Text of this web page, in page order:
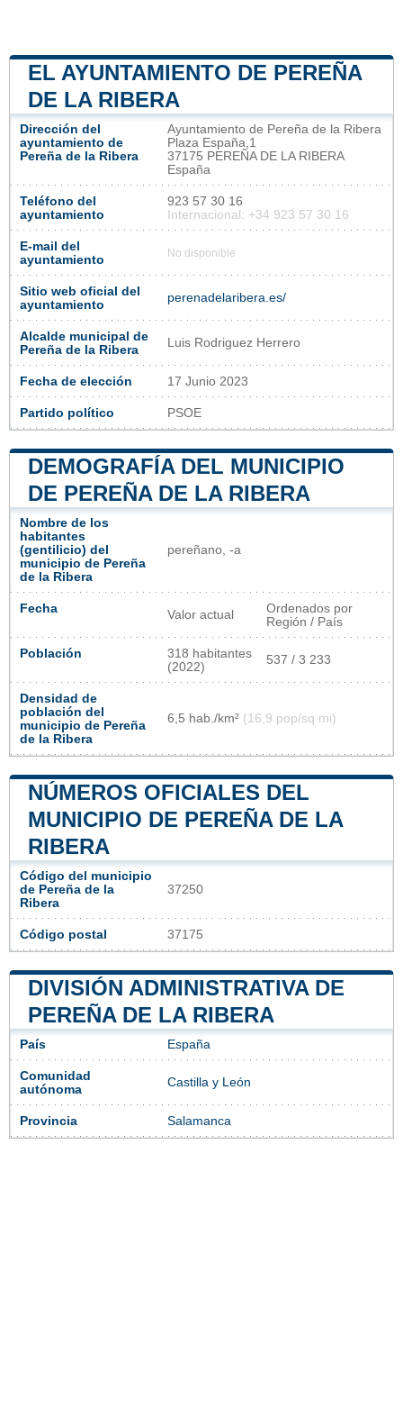
EL AYUNTAMIENTO DE PEREÑA
DE LA RIBERA
Dirección del
ayuntamiento de
Pereña de la Ribera
Ayuntamiento de Pereña de la Ribera
Plaza España,1
37175 PEREÑA DE LA RIBERA
España
Teléfono del
ayuntamiento
923 57 30 16
Internacional: +34 923 57 30 16
E-mail del
ayuntamiento
No disponible
Sitio web oficial del
ayuntamiento
perenadelaribera.es/
Alcalde municipal de
Pereña de la Ribera
Luis Rodriguez Herrero
Fecha de elección 17 Junio 2023
Partido político PSOE
DEMOGRAFÍA DEL MUNICIPIO
DE PEREÑA DE LA RIBERA
Nombre de los
habitantes
(gentilicio) del
municipio de Pereña
de la Ribera
pereñano, -a
Fecha Valor actual
Ordenados por
Región / País
Población
318 habitantes
(2022)
537 / 3 233
Densidad de
población del
municipio de Pereña
de la Ribera
6,5 hab./km² (16,9 pop/sq mi)
NÚMEROS OFICIALES DEL
MUNICIPIO DE PEREÑA DE LA
RIBERA
Código del municipio
de Pereña de la
Ribera
37250
Código postal 37175
DIVISIÓN ADMINISTRATIVA DE
PEREÑA DE LA RIBERA
País España
Comunidad
autónoma
Castilla y León
Provincia Salamanca